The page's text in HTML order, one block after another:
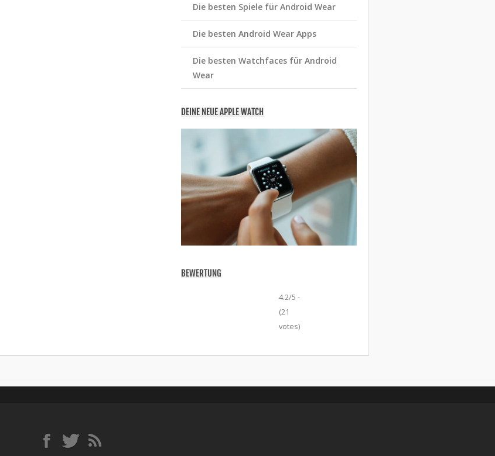
Die besten Spiele für Android Wear
Die besten Android Wear Apps
Die besten Watchfaces für Android
Wear
DEINE NEUE APPLE WATCH
BEWERTUNG
4.2/5 -
(21
votes)